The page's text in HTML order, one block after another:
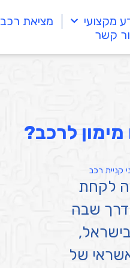
מקצועי מציאת רכב
קשר
לרכב?
לקחת
שבה
של